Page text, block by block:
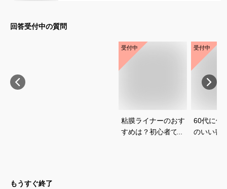
回答受付中の質問
受付中
粘膜ライナーのおす
すめは？初心者でも
受付中
60代に似
のいい喪
もうすぐ終了